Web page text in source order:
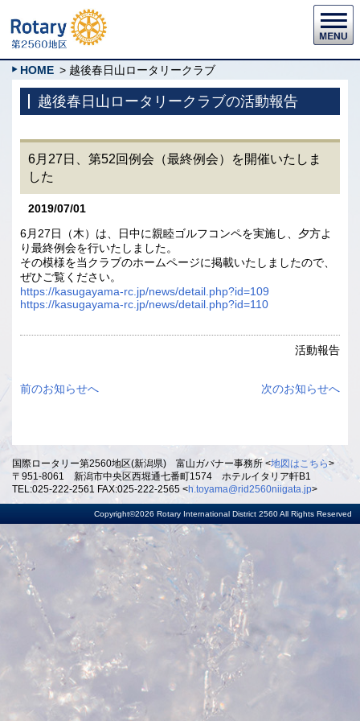
HOME > 越後春日山ロータリークラブ
越後春日山ロータリークラブの活動報告
6月27日、第52回例会（最終例会）を開催いたしま
した
2019/07/01
6月27日（木）は、日中に親睦ゴルフコンペを実施し、夕方よ
り最終例会を行いたしました。
その模様を当クラブのホームページに掲載いたしましたので、
ぜひご覧ください。
https://kasugayama-rc.jp/news/detail.php?id=109
https://kasugayama-rc.jp/news/detail.php?id=110
活動報告
前のお知らせへ 次のお知らせへ
国際ロータリー第2560地区(新潟県) 富山ガバナー事務所 <地図はこちら>
〒951-8061 新潟市中央区西堀通七番町1574 ホテルイタリア軒B1
TEL:025-222-2561 FAX:025-222-2565 <h.toyama@rid2560niigata.jp>
Copyright©2026 Rotary International District 2560 All Rights Reserved